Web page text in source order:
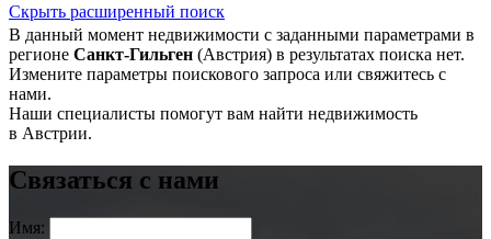
Скрыть расширенный поиск
В данный момент недвижимости с заданными параметрами в
регионе Санкт-Гильген (Австрия) в результатах поиска нет.
Измените параметры поискового запроса или свяжитесь с
нами.
Наши специалисты помогут вам найти недвижимость
в Австрии.
Связаться с нами
Имя: